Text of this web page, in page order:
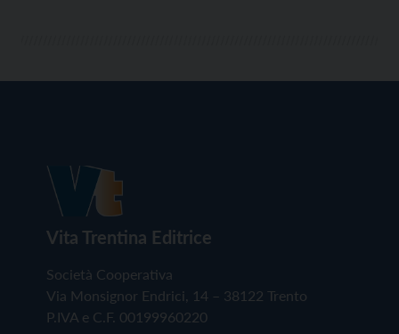
Vita Trentina Editrice
Società Cooperativa
Via Monsignor Endrici, 14 – 38122 Trento
P.IVA e C.F. 00199960220